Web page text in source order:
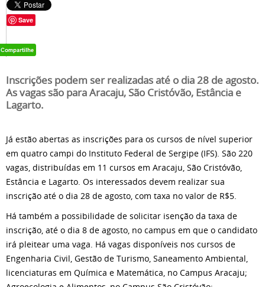
Save
Inscrições podem ser realizadas até o dia 28 de agosto.
As vagas são para Aracaju, São Cristóvão, Estância e
Lagarto.
Já estão abertas as inscrições para os cursos de nível superior
em quatro campi do Instituto Federal de Sergipe (IFS). São 220
vagas, distribuídas em 11 cursos em Aracaju, São Cristóvão,
Estância e Lagarto. Os interessados devem realizar sua
inscrição até o dia 28 de agosto, com taxa no valor de R$5.
Há também a possibilidade de solicitar isenção da taxa de
inscrição, até o dia 8 de agosto, no campus em que o candidato
irá pleitear uma vaga. Há vagas disponíveis nos cursos de
Engenharia Civil, Gestão de Turismo, Saneamento Ambiental,
licenciaturas em Química e Matemática, no Campus Aracaju;